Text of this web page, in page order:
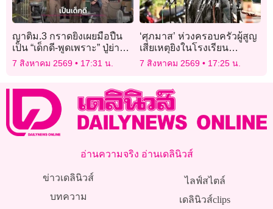
ญาติม.3 กราดยิงเผยมือปืน
เป็น “เด็กดี-พูดเพราะ” ปู่ย่า
ประคบประหงมอย่างดี ไม่คิด
7 สิงหาคม 2569 17:31 น.
‘ศุภมาส’ ห่วงครอบครัวผู้สูญ
เสียเหตุยิงในโรงเรียน
เทพศิรินทร์ นนทบุรี
7 สิงหาคม 2569 17:25 น.
อ่านความจริง อ่านเดลินิวส์
ข่าวเดลินิวส์
บทความ
ไลฟ์สไตล์
เดลินิวส์clips